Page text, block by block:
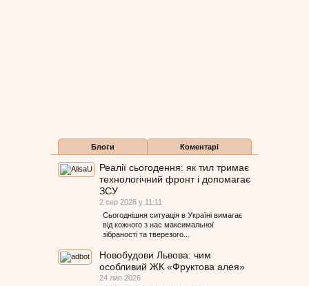
Блоги Коментарі
Реалії сьогодення: як тил тримає
технологічний фронт і допомагає
ЗСУ
2 сер 2026 у 11:11
Сьогоднішня ситуація в Україні вимагає
від кожного з нас максимальної
зібраності та тверезого...
Новобудови Львова: чим
особливий ЖК «Фруктова алея»
24 лип 2026